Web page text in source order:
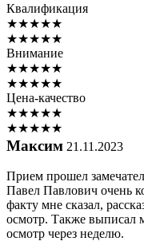
Квалификация
★★★★★
★★★★★
Внимание
★★★★★
★★★★★
Цена-качество
★★★★★
★★★★★
Максим 21.11.2023
Прием прошел
Павел Павлович очень
факту мне сказал,
осмотр. Также выписал
осмотр через неделю.